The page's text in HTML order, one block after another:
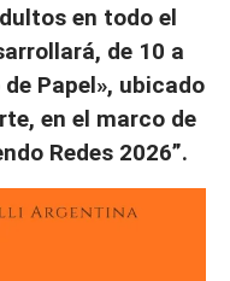
en todo el
de 10 a
Papel», ubicado
en el marco de
Redes 2026”.